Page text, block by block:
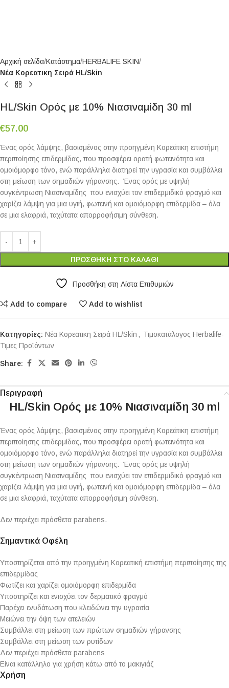
Αρχική σελίδα Κατάστημα HERBALIFE SKIN
Νέα Κορεατικη Σειρά HL/Skin
HL/Skin Ορός με 10% Νιασιναμίδη 30 ml
€57.00
Ένας ορός λάμψης, βασισμένος στην προηγμένη Κορεάτικη επιστήμη
περιποίησης επιδερμίδας, που προσφέρει ορατή φωτεινότητα και
ομοιόμορφο τόνο, ενώ παράλληλα διατηρεί την υγρασία και συμβάλλει
στη μείωση των σημαδιών γήρανσης. Ένας ορός με υψηλή
συγκέντρωση Νιασιναμίδης που ενισχύει τον επιδερμιδικό φραγμό και
χαρίζει λάμψη για μια υγιή, φωτεινή και ομοιόμορφη επιδερμίδα – όλα
σε μια ελαφριά, ταχύτατα απορροφήσιμη σύνθεση.
ΠΡΟΣΘΉΚΗ ΣΤΟ ΚΑΛΆΘΙ
Προσθήκη στη Λίστα Επιθυμιών
Add to compare Add to wishlist
Κατηγορίες: Νέα Κορεατικη Σειρά HL/Skin , Τιμοκατάλογος Herbalife-
Τιμες Προϊόντων
Share:
Περιγραφή
HL/Skin Ορός με 10% Νιασιναμίδη 30 ml
Ένας ορός λάμψης, βασισμένος στην προηγμένη Κορεάτικη επιστήμη
περιποίησης επιδερμίδας, που προσφέρει ορατή φωτεινότητα και
ομοιόμορφο τόνο, ενώ παράλληλα διατηρεί την υγρασία και συμβάλλει
στη μείωση των σημαδιών γήρανσης. Ένας ορός με υψηλή
συγκέντρωση Νιασιναμίδης που ενισχύει τον επιδερμιδικό φραγμό και
χαρίζει λάμψη για μια υγιή, φωτεινή και ομοιόμορφη επιδερμίδα – όλα
σε μια ελαφριά, ταχύτατα απορροφήσιμη σύνθεση.
Δεν περιέχει πρόσθετα parabens.
Σημαντικά Οφέλη
Υποστηρίζεται από την προηγμένη Κορεατική επιστήμη περιποίησης της
επιδερμίδας
Φωτίζει και χαρίζει ομοιόμορφη επιδερμίδα
Υποστηρίζει και ενισχύει τον δερματικό φραγμό
Παρέχει ενυδάτωση που κλειδώνει την υγρασία
Μειώνει την όψη των ατελειών
Συμβάλλει στη μείωση των πρώτων σημαδιών γήρανσης
Συμβάλλει στη μείωση των ρυτίδων
Δεν περιέχει πρόσθετα parabens
Είναι κατάλληλο για χρήση κάτω από το μακιγιάζ
Χρήση